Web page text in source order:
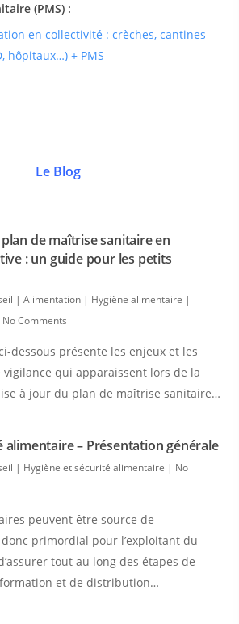
(PMS) :
en collectivité : crèches, cantines
hôpitaux…) + PMS
Le Blog
plan de maîtrise sanitaire en
: un guide pour les petits
| Alimentation | Hygiène alimentaire |
No Comments
dessous présente les enjeux et les
qui apparaissent lors de la
à jour du plan de maîtrise sanitaire…
alimentaire – Présentation générale
| Hygiène et sécurité alimentaire | No
peuvent être source de
primordial pour l’exploitant du
tout au long des étapes de
et de distribution…